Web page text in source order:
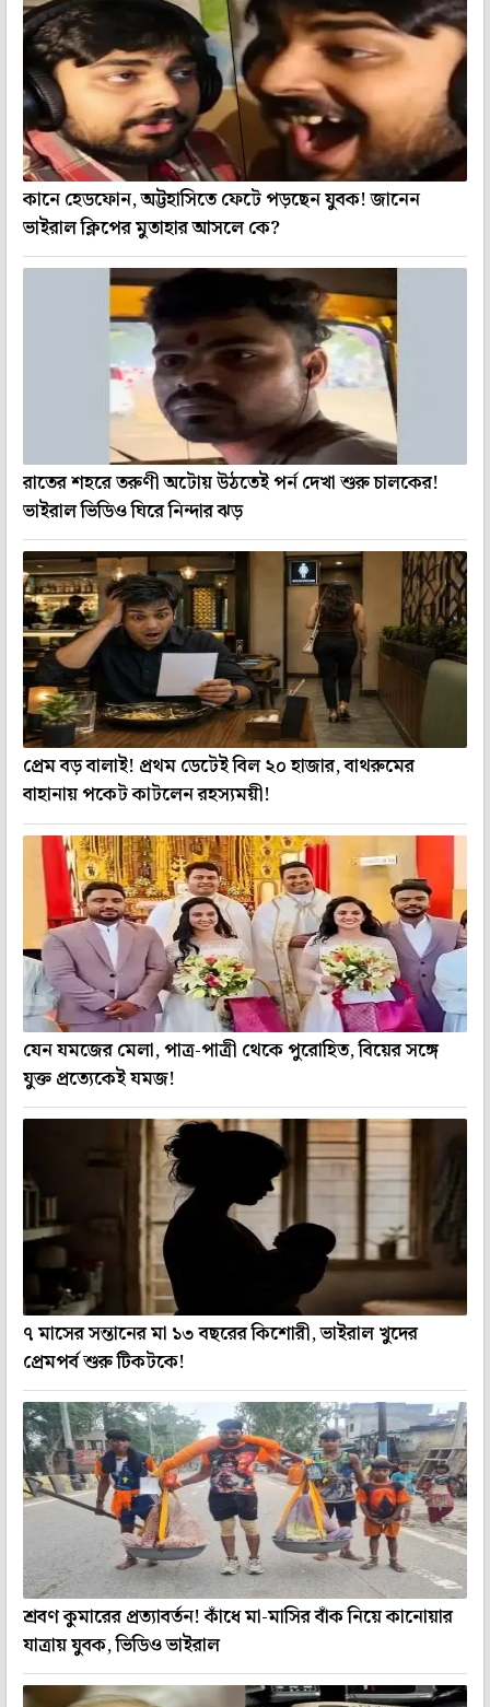
কানে হেডফোন, অট্টহাসিতে ফেটে পড়ছেন যুবক! জানেন
ভাইরাল ক্লিপের মুতাহার আসলে কে?
রাতের শহরে তরুণী অটোয় উঠতেই পর্ন দেখা শুরু চালকের!
ভাইরাল ভিডিও ঘিরে নিন্দার ঝড়
প্রেম বড় বালাই! প্রথম ডেটেই বিল ২০ হাজার, বাথরুমের
বাহানায় পকেট কাটলেন রহস্যময়ী!
যেন যমজের মেলা, পাত্র-পাত্রী থেকে পুরোহিত, বিয়ের সঙ্গে
যুক্ত প্রত্যেকেই যমজ!
৭ মাসের সন্তানের মা ১৩ বছরের কিশোরী, ভাইরাল খুদের
প্রেমপর্ব শুরু টিকটকে!
শ্রবণ কুমারের প্রত্যাবর্তন! কাঁধে মা-মাসির বাঁক নিয়ে কানোয়ার
যাত্রায় যুবক, ভিডিও ভাইরাল